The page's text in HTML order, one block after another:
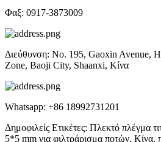
Φαξ: 0917-3873009
Διεύθυνση: No. 195, Gaoxin Avenue,
Zone, Baoji City, Shaanxi, Κίνα
Whatsapp: +86 18992731201
Δημοφιλείς Ετικέτες: Πλεκτό πλέγμα
5*5 mm για φιλτράρισμα ποτών, Κίνα,